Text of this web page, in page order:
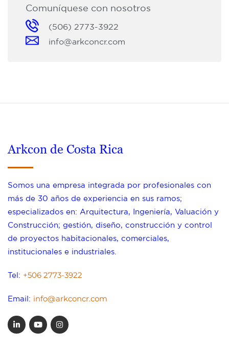
Comuníquese con nosotros
(506) 2773-3922
info@arkconcr.com
Arkcon de Costa Rica
Somos una empresa integrada por profesionales con
más de 30 años de experiencia en sus ramos;
especializados en: Arquitectura, Ingeniería, Valuación y
Construcción; gestión, diseño, construcción y control
de proyectos habitacionales, comerciales,
institucionales e industriales.
Tel: +506 2773-3922
Email: info@arkconcr.com